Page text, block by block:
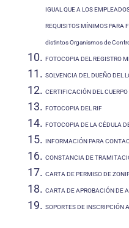
IGUAL QUE A LOS
REQUISITOS MÍNIMOS PARA
distintos Organismos de
FOTOCOPIA DEL REGISTRO
SOLVENCIA DEL DUEÑO DEL
CERTIFICACIÓN DEL CUERPO
FOTOCOPIA DEL RIF
FOTOCOPIA DE LA CÉDULA
INFORMACIÓN PARA
CONSTANCIA DE
CARTA DE PERMISO DE
CARTA DE APROBACIÓN DE
SOPORTES DE INSCRIPCIÓN